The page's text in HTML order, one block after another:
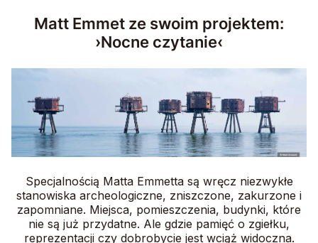
Matt Emmet ze swoim projektem:
›Nocne czytanie‹
Specjalnością Matta Emmetta są wręcz niezwykłe
stanowiska archeologiczne, zniszczone, zakurzone i
zapomniane. Miejsca, pomieszczenia, budynki, które
nie są już przydatne. Ale gdzie pamięć o zgiełku,
reprezentacji czy dobrobycie jest wciąż widoczna.